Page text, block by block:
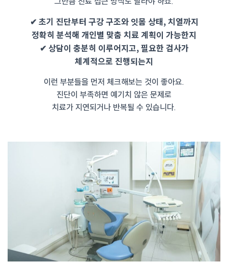
✔ 초기 진단부터 구강 구조와 잇몸 상태, 치열까지
정확히 분석해 개인별 맞춤 치료 계획이 가능한지
✔ 상담이 충분히 이루어지고, 필요한 검사가
체계적으로 진행되는지
이런 부분들을 먼저 체크해보는 것이 좋아요.
진단이 부족하면 예기치 않은 문제로
치료가 지연되거나 반복될 수 있습니다.